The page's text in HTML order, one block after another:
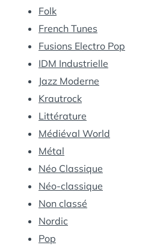
Folk
French Tunes
Fusions Electro Pop
IDM Industrielle
Jazz Moderne
Krautrock
Littérature
Médiéval World
Métal
Néo Classique
Néo-classique
Non classé
Nordic
Pop